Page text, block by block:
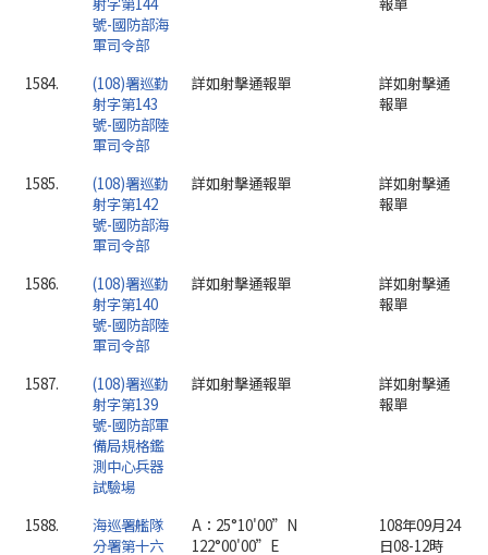
號-國防部海
軍司令部
1584.
(108)署巡勤
射字第143
號-國防部陸
軍司令部
詳如射擊通報單
詳如射擊通
報單
1585.
(108)署巡勤
射字第142
號-國防部海
軍司令部
詳如射擊通報單
詳如射擊通
報單
1586.
(108)署巡勤
射字第140
號-國防部陸
軍司令部
詳如射擊通報單
詳如射擊通
報單
1587.
(108)署巡勤
射字第139
號-國防部軍
備局規格鑑
測中心兵器
試驗場
詳如射擊通報單
詳如射擊通
報單
1588.
海巡署艦隊
分署第十六
A：25°10'00”N
122°00'00”E
108年09月24
日08-12時